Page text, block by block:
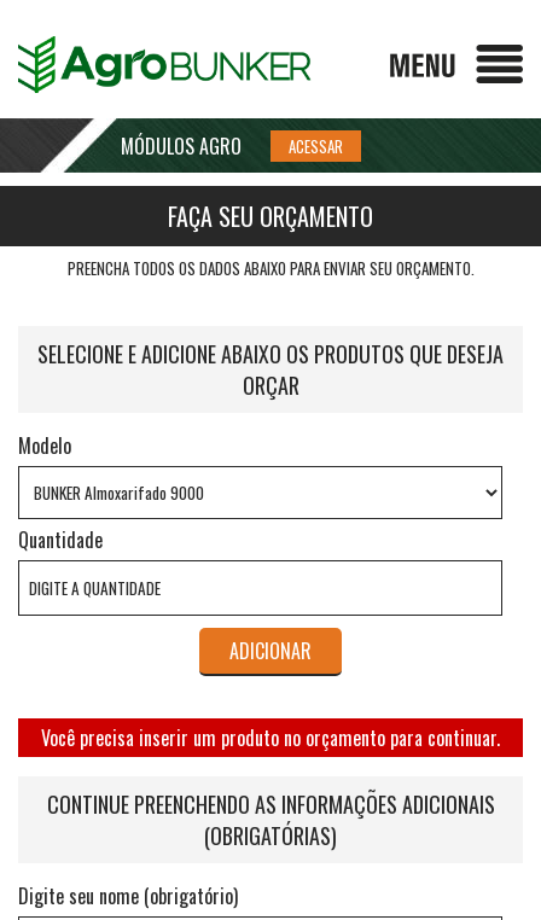
MÓDULOS AGRO
FAÇA SEU ORÇAMENTO
PREENCHA TODOS OS DADOS ABAIXO PARA ENVIAR SEU ORÇAMENTO.
SELECIONE E ADICIONE ABAIXO OS PRODUTOS QUE DESEJA
ORÇAR
Modelo
Quantidade
ADICIONAR
Você precisa inserir um produto no orçamento para continuar.
CONTINUE PREENCHENDO AS INFORMAÇÕES ADICIONAIS
(OBRIGATÓRIAS)
Digite seu nome (obrigatório)